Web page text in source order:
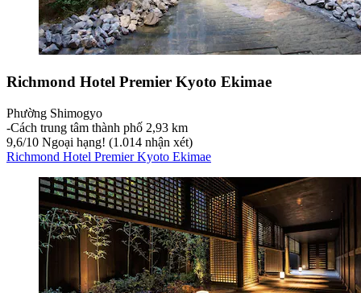
Richmond Hotel Premier Kyoto Ekimae
Phường Shimogyo
‐Cách trung tâm thành phố 2,93 km
9,6/10 Ngoại hạng! (1.014 nhận xét)
Richmond Hotel Premier Kyoto Ekimae